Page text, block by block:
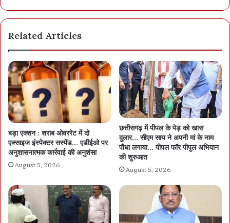
Related Articles
बड़ा एक्शन : शराब ओवररेट में दो
एक्साइज इंस्पेक्टर सस्पेंड… एडीईओ पर
अनुशासनात्मक कार्रवाई की अनुशंसा
August 5, 2026
छत्तीसगढ़ में पीपल के पेड़ को खास
दुलार… सीएम साय ने अपनी मां के नाम
पौधा लगाया… पीपल फॉर पीपुल अभियान
की शुरुआत
August 5, 2026